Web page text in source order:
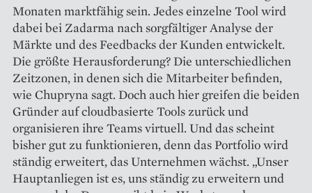
Monaten marktfähig sein. Jedes einzelne Tool wird
dabei bei Zadarma nach sorgfältiger Analyse der
Märkte und des Feedbacks der Kunden entwickelt.
Die größte Herausforderung? Die unterschiedlichen
Zeit­zonen, in denen sich die Mitarbeiter befinden,
wie Chupryna sagt. Doch auch hier greifen die beiden
Gründer auf cloudbasierte Tools zurück und
organisieren ihre Teams virtuell. Und das scheint
bisher gut zu funktio­nieren, denn das Portfolio wird
ständig erweitert, das Unternehmen wächst. „Unser
Hauptanliegen ist es, uns ständig zu erweitern und